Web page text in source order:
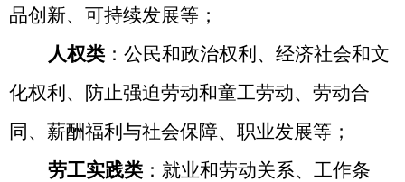
品创新、可持续发展等；
人权类：公民和政治权利、经济社会和文
化权利、防止强迫劳动和童工劳动、劳动合
同、薪酬福利与社会保障、职业发展等；
劳工实践类：就业和劳动关系、工作条